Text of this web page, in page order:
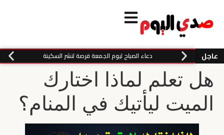
عاجل دعاء الصباح ليوم الجمعة فرصة لنشر السكينة
هل تعلم لماذا اختارك
الميت ليأتيك في المنام؟